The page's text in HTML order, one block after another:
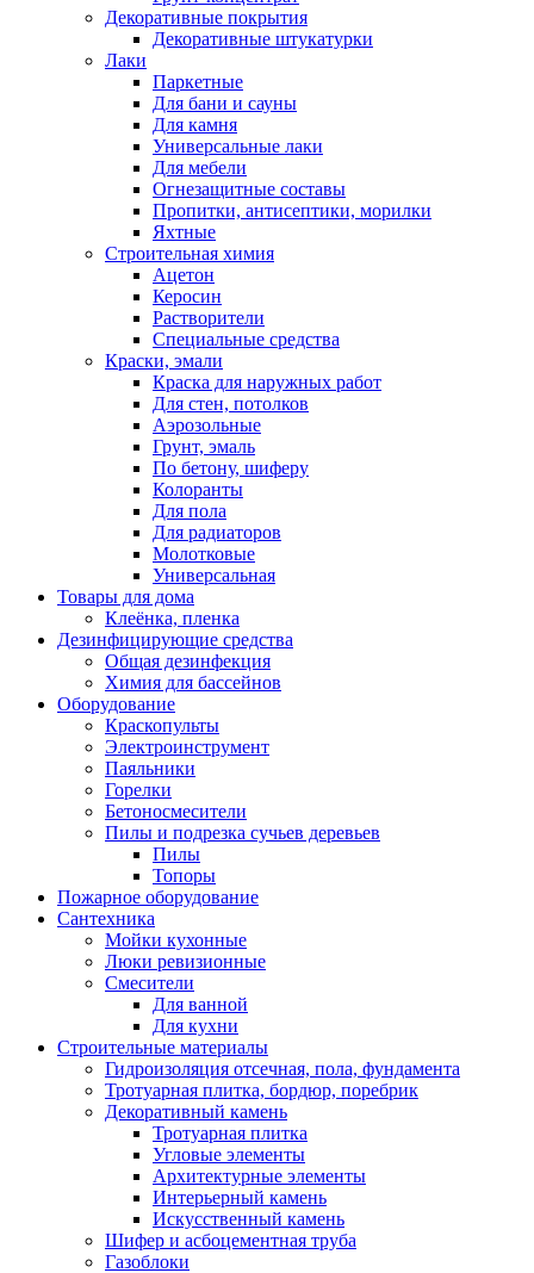
Декоративные покрытия
Декоративные штукатурки
Лаки
Паркетные
Для бани и сауны
Для камня
Универсальные лаки
Для мебели
Огнезащитные составы
Пропитки, антисептики, морилки
Яхтные
Строительная химия
Ацетон
Керосин
Растворители
Специальные средства
Краски, эмали
Краска для наружных работ
Для стен, потолков
Аэрозольные
Грунт, эмаль
По бетону, шиферу
Колоранты
Для пола
Для радиаторов
Молотковые
Универсальная
Товары для дома
Клеёнка, пленка
Дезинфицирующие средства
Общая дезинфекция
Химия для бассейнов
Оборудование
Краскопульты
Электроинструмент
Паяльники
Горелки
Бетоносмесители
Пилы и подрезка сучьев деревьев
Пилы
Топоры
Пожарное оборудование
Сантехника
Мойки кухонные
Люки ревизионные
Смесители
Для ванной
Для кухни
Строительные материалы
Гидроизоляция отсечная, пола, фундамента
Тротуарная плитка, бордюр, поребрик
Декоративный камень
Тротуарная плитка
Угловые элементы
Архитектурные элементы
Интерьерный камень
Искусственный камень
Шифер и асбоцементная труба
Газоблоки